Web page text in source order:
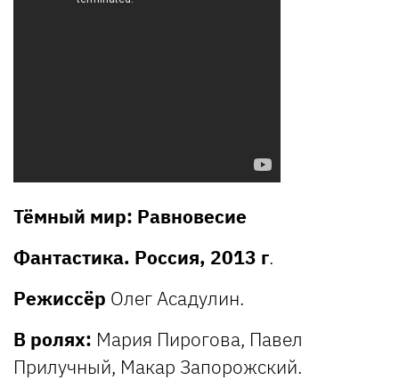
Тёмный мир: Равновесие
Фантастика. Россия, 2013 г.
Режиссёр Олег Асадулин.
В ролях: Мария Пирогова, Павел
Прилучный, Макар Запорожский.